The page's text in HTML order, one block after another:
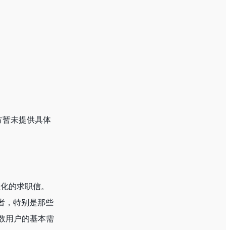
未提供具体
的求职信。
，特别是那些
用户的基本需